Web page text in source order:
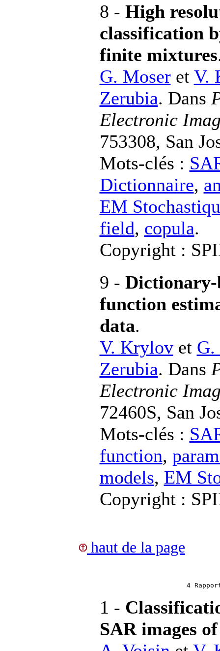
8 - High
classification
finite mixtures
G. Moseret V.
Zerubia. Dans
Electronic
753308, San
Mots-clés :
Dictionnaire,
EM
field, copula.
Copyright :
9 -
function
data.
V. Krylovet G.
Zerubia. Dans
Electronic
72460S, San
Mots-clés :
function,
models, EM
Copyright :
haut de la page
4
1 -
SAR images